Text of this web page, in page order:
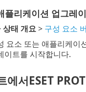
플리케이션 업그레
상태 개요> 구성 요소
요소 또는 애플리케
이트를 시작합니다.
에서ESET